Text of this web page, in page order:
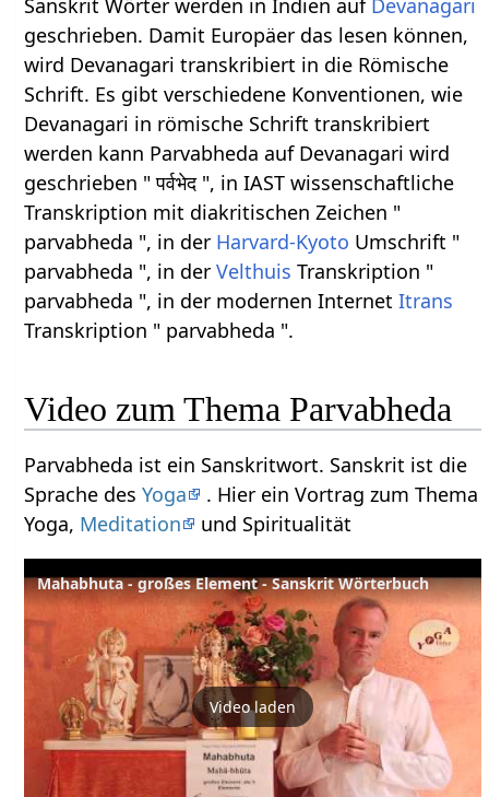
Sanskrit Wörter werden in Indien auf Devanagari
geschrieben. Damit Europäer das lesen können,
wird Devanagari transkribiert in die Römische
Schrift. Es gibt verschiedene Konventionen, wie
Devanagari in römische Schrift transkribiert
werden kann Parvabheda auf Devanagari wird
geschrieben " पर्वभेद ", in IAST wissenschaftliche
Transkription mit diakritischen Zeichen "
parvabheda ", in der Harvard-Kyoto Umschrift "
parvabheda ", in derVelthuis Transkription "
parvabheda ", in der modernen InternetItrans
Transkription " parvabheda ".
Video zum Thema Parvabheda
Parvabheda ist ein Sanskritwort. Sanskrit ist die
Sprache desYoga
. Hier ein Vortrag zum Thema
Yoga, Meditation und Spiritualität
Mahabhuta - großes Element - Sanskrit Wörterbuch
Video laden